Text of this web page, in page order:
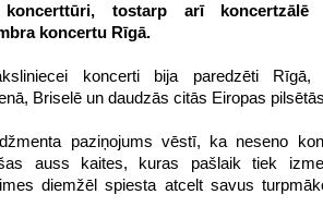
tostarp arī koncertzālē
koncertu Rīgā.
koncerti bija paredzēti Rīgā,
Briselē un daudzās citās Eiropas
paziņojums vēstī, ka neseno
auss kaites, kuras pašlaik tiek
diemžēl spiesta atcelt savus